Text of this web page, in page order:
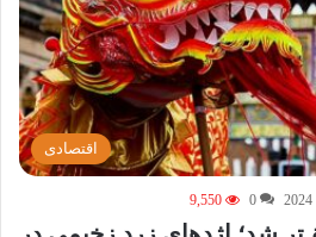
اقتصادی
0
9,550